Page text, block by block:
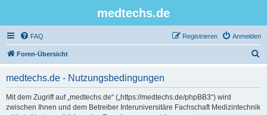
medtechs.de
FAQ Anmelden
Registrieren
Foren-Übersicht
medtechs.de - Nutzungsbedingungen
Mit dem Zugriff auf „medtechs.de“ („https://medtechs.de/phpBB3“) wird
zwischen Ihnen und dem Betreiber Interuniversitäre Fachschaft Medizintechnik